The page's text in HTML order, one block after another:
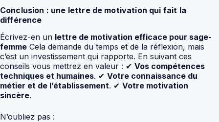
Conclusion : une lettre de motivation qui fait la
différence
Écrivez-en un lettre de motivation efficace pour sage-
femme Cela demande du temps et de la réflexion, mais
c’est un investissement qui rapporte. En suivant ces
conseils vous mettrez en valeur : ✔ Vos compétences
techniques et humaines. ✔ Votre connaissance du
métier et de l’établissement. ✔ Votre motivation
sincère.
N’oubliez pas :